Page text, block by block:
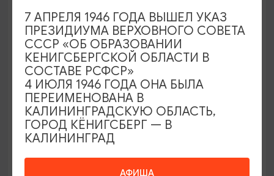
МАСТЕР-КЛАССЫ
Мастер-классы по керамике Елены
Бодяковой
Калининград, ул. Баранова, 45
АФИША
7 АПРЕЛЯ 1946 ГОДА ВЫШЕЛ УКАЗ
ПРЕЗИДИУМА ВЕРХОВНОГО СОВЕТА
СССР «ОБ ОБРАЗОВАНИИ
КЕНИГСБЕРГСКОЙ ОБЛАСТИ В
СОСТАВЕ РСФСР»
4 ИЮЛЯ 1946 ГОДА ОНА БЫЛА
ПЕРЕИМЕНОВАНА В
КАЛИНИНГРАДСКУЮ ОБЛАСТЬ,
ГОРОД КЁНИГСБЕРГ — В
КАЛИНИНГРАД